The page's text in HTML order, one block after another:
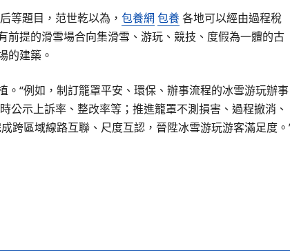
等題目，范世乾以為， 包養網 包養各地可以經由過程稅
提的滑雪場合向集滑雪、游玩、競技、度假為一體的古
的建築。
“例如，制訂籠罩平安、環保、辦事流程的冰雪游玩辦事
公示上訴率、整改率等；推進籠罩不測損害、過程撤消、
跨區域線路互聯、尺度互認，晉陞冰雪游玩游客滿足度。